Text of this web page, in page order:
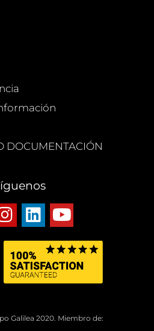
DOCUMENTACIÓN
Galilea 2020. Miembro de: